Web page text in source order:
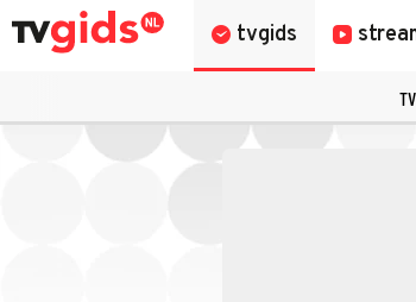
tvgids